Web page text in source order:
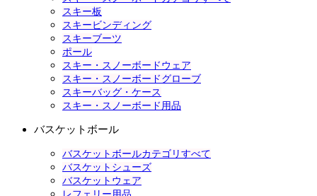
スキー板
スキービンディング
スキーブーツ
ポール
スキー・スノーボードウェア
スキー・スノーボードグローブ
スキーバッグ・ケース
スキー・スノーボード用品
バスケットボール
バスケットボールカテゴリすべて
バスケットシューズ
バスケットウェア